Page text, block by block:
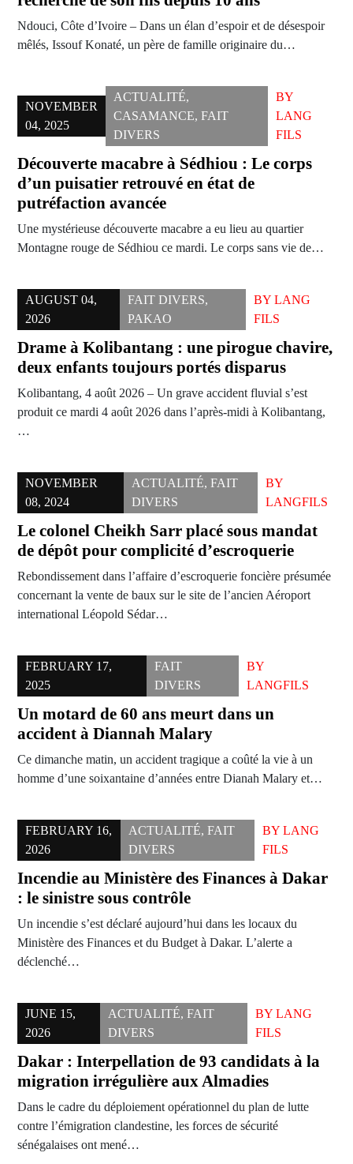
Ndouci, Côte d’Ivoire – Dans un élan d’espoir et de désespoir
mêlés, Issouf Konaté, un père de famille originaire du…
NOVEMBER
04, 2025
ACTUALITÉ,
CASAMANCE, FAIT
DIVERS
BY
LANG
FILS
Découverte macabre à Sédhiou : Le corps
d’un puisatier retrouvé en état de
putréfaction avancée
Une mystérieuse découverte macabre a eu lieu au quartier
Montagne rouge de Sédhiou ce mardi. Le corps sans vie de…
AUGUST 04,
2026
FAIT DIVERS,
PAKAO
BY LANG
FILS
Drame à Kolibantang : une pirogue chavire,
deux enfants toujours portés disparus
Kolibantang, 4 août 2026 – Un grave accident fluvial s’est
produit ce mardi 4 août 2026 dans l’après-midi à Kolibantang,
…
NOVEMBER
08, 2024
ACTUALITÉ, FAIT
DIVERS
BY
LANGFILS
Le colonel Cheikh Sarr placé sous mandat
de dépôt pour complicité d’escroquerie
Rebondissement dans l’affaire d’escroquerie foncière présumée
concernant la vente de baux sur le site de l’ancien Aéroport
international Léopold Sédar…
FEBRUARY 17,
2025
FAIT
DIVERS
BY
LANGFILS
Un motard de 60 ans meurt dans un
accident à Diannah Malary
Ce dimanche matin, un accident tragique a coûté la vie à un
homme d’une soixantaine d’années entre Dianah Malary et…
FEBRUARY 16,
2026
ACTUALITÉ, FAIT
DIVERS
BYLANG
FILS
Incendie au Ministère des Finances à Dakar
: le sinistre sous contrôle
Un incendie s’est déclaré aujourd’hui dans les locaux du
Ministère des Finances et du Budget à Dakar. L’alerte a
déclenché…
JUNE 15,
2026
ACTUALITÉ, FAIT
DIVERS
BY LANG
FILS
Dakar : Interpellation de 93 candidats à la
migration irrégulière aux Almadies
Dans le cadre du déploiement opérationnel du plan de lutte
contre l’émigration clandestine, les forces de sécurité
sénégalaises ont mené…